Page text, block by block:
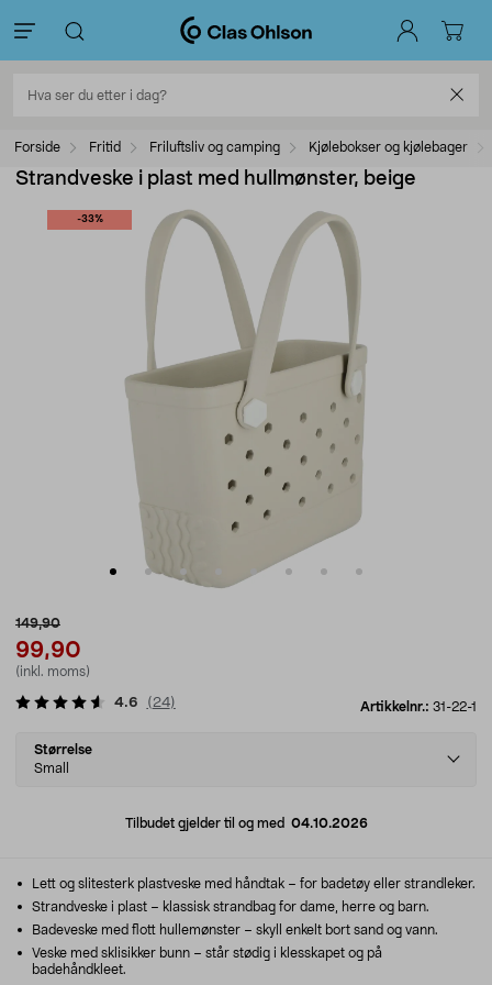
Forside Fritid Friluftsliv og camping Kjølebokser og kjølebager
Strandveske i plast med hullmønster, beige
-33%
149,90
99,90
(inkl. moms)
Artikkelnr.: 31-22-1
4.6 ( 24)
Select
variant
Størrelse
Small
Tilbudet gjelder til og med 04.10.2026
Lett og slitesterk plastveske med håndtak – for badetøy eller strandleker.
Strandveske i plast – klassisk strandbag for dame, herre og barn.
Badeveske med flott hullemønster – skyll enkelt bort sand og vann.
Veske med sklisikker bunn – står stødig i klesskapet og på
badehåndkleet.